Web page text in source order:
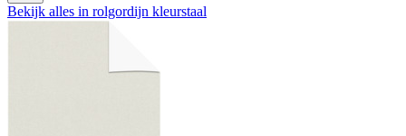
Bekijk alles in rolgordijn kleurstaal